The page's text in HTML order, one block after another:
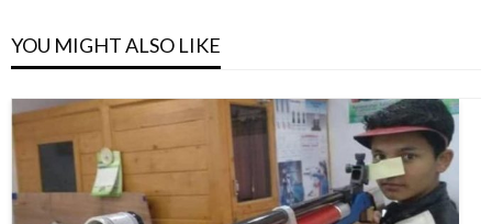
YOU MIGHT ALSO LIKE